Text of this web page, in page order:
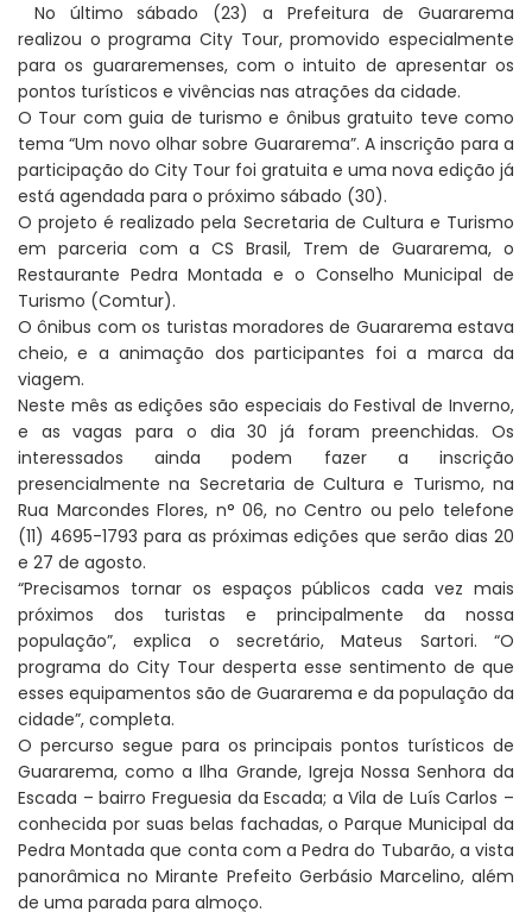
No último sábado (23) a Prefeitura de Guararema
realizou o programa City Tour, promovido especialmente
para os guararemenses, com o intuito de apresentar os
pontos turísticos e vivências nas atrações da cidade.
O Tour com guia de turismo e ônibus gratuito teve como
tema “Um novo olhar sobre Guararema”. A inscrição para a
participação do City Tour foi gratuita e uma nova edição já
está agendada para o próximo sábado (30).
O projeto é realizado pela Secretaria de Cultura e Turismo
em parceria com a CS Brasil, Trem de Guararema, o
Restaurante Pedra Montada e o Conselho Municipal de
Turismo (Comtur).
O ônibus com os turistas moradores de Guararema estava
cheio, e a animação dos participantes foi a marca da
viagem.
Neste mês as edições são especiais do Festival de Inverno,
e as vagas para o dia 30 já foram preenchidas. Os
interessados ainda podem fazer a inscrição
presencialmente na Secretaria de Cultura e Turismo, na
Rua Marcondes Flores, n° 06, no Centro ou pelo telefone
(11) 4695-1793 para as próximas edições que serão dias 20
e 27 de agosto.
“Precisamos tornar os espaços públicos cada vez mais
próximos dos turistas e principalmente da nossa
população”, explica o secretário, Mateus Sartori. “O
programa do City Tour desperta esse sentimento de que
esses equipamentos são de Guararema e da população da
cidade”, completa.
O percurso segue para os principais pontos turísticos de
Guararema, como a Ilha Grande, Igreja Nossa Senhora da
Escada – bairro Freguesia da Escada; a Vila de Luís Carlos –
conhecida por suas belas fachadas, o Parque Municipal da
Pedra Montada que conta com a Pedra do Tubarão, a vista
panorâmica no Mirante Prefeito Gerbásio Marcelino, além
de uma parada para almoço.